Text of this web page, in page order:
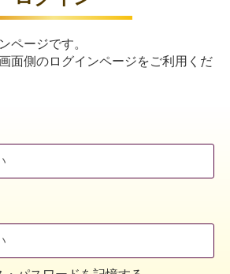
ページです。
面側のログインページをご利用くだ